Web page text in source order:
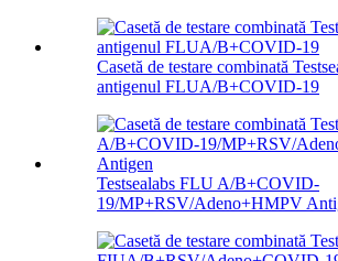
Casetă de testare combinată
antigenul FLUA/B+COVID-19
Testsealabs FLU A/B+COVID-
19/MP+RSV/Adeno+HMPV